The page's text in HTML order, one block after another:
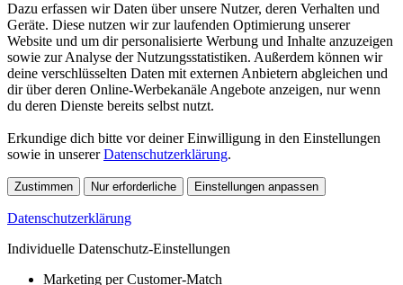
Dazu erfassen wir Daten über unsere Nutzer, deren Verhalten und
Geräte. Diese nutzen wir zur laufenden Optimierung unserer
Website und um dir personalisierte Werbung und Inhalte anzuzeigen
sowie zur Analyse der Nutzungsstatistiken. Außerdem können wir
deine verschlüsselten Daten mit externen Anbietern abgleichen und
dir über deren Online-Werbekanäle Angebote anzeigen, nur wenn
du deren Dienste bereits selbst nutzt.
Erkundige dich bitte vor deiner Einwilligung in den Einstellungen
sowie in unsererDatenschutzerklärung.
Zustimmen Nur erforderliche Einstellungen anpassen
Datenschutzerklärung
Individuelle Datenschutz-Einstellungen
Marketing per Customer-Match